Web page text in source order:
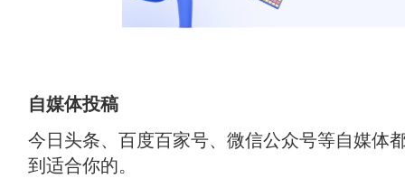
自媒体投稿
今日头条、百度百家号、微信公众号等自媒体
到适合你的。